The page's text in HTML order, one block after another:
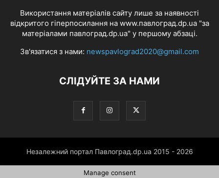
Використання матеріалів сайту лише за наявності
відкритого гіперпосилання на www.павлоград.dp.ua "за
матеріалами павлоград.dp.ua" у першому абзаці.
Зв'язатися з нами: newspavlograd2020@gmail.com
СЛІДУЙТЕ ЗА НАМИ
Незалежний портал Павлоград.dp.ua 2015 - 2026
Manage consent